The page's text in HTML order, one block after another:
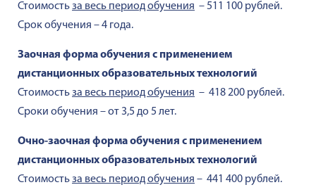
Стоимостьза весь период обучения – 511 100 рублей.
Срок обучения – 4 года.
Заочная форма обучения c применением
дистанционных образовательных технологий
Стоимостьза весь период обучения – 418 200 рублей.
Сроки обучения – от 3,5 до 5 лет.
Очно-заочная форма обучения c применением
дистанционных образовательных технологий
Стоимостьза весь период обучения – 441 400 рублей.